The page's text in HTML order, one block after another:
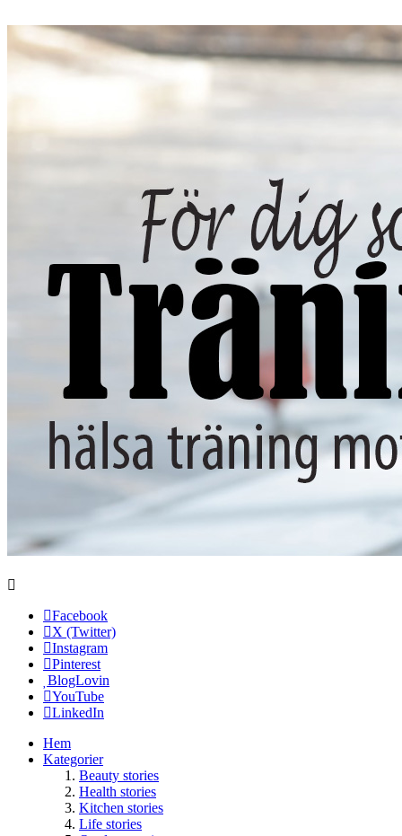
Facebook
X (Twitter)
Instagram
Pinterest
BlogLovin
YouTube
LinkedIn
Hem
Kategorier
Beauty stories
Health stories
Kitchen stories
Life stories